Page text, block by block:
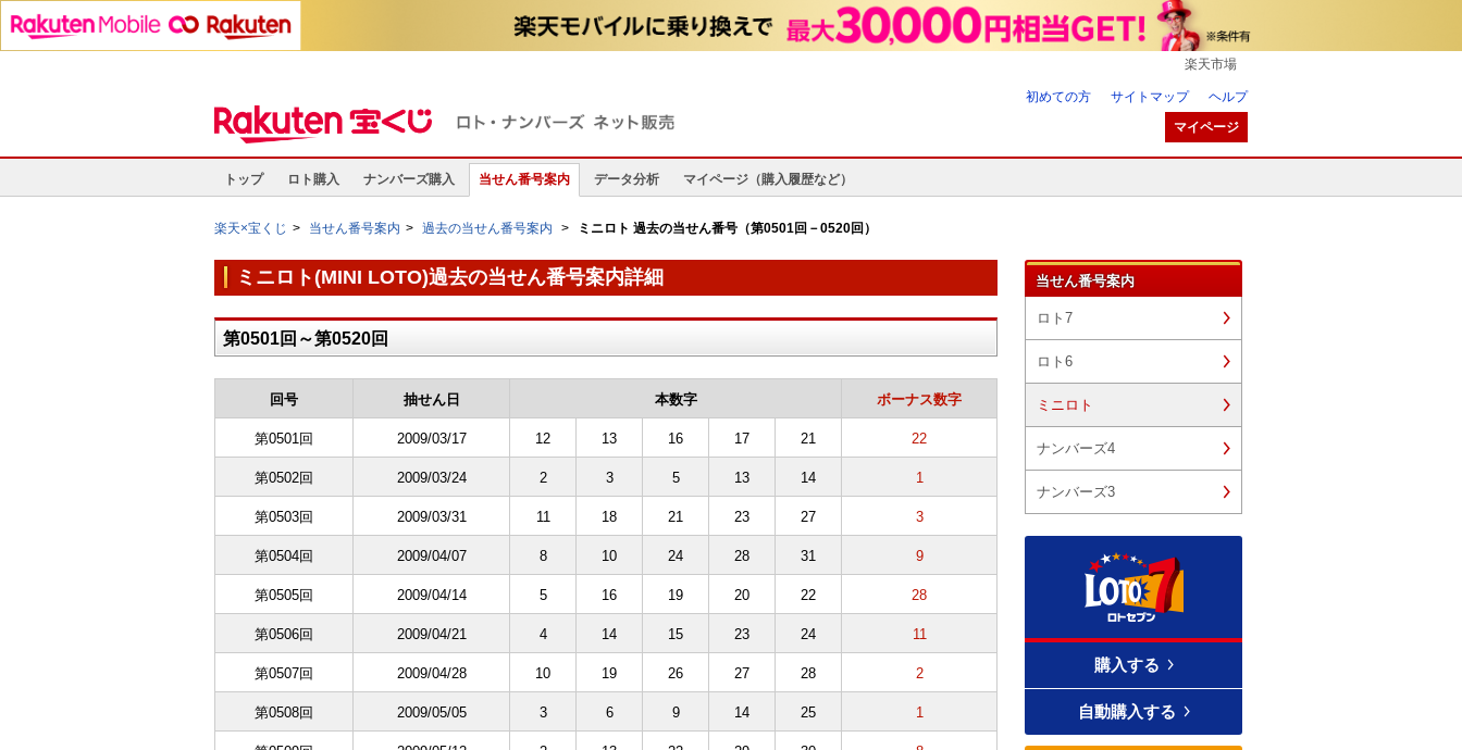
楽天市場
初めての方 サイトマップ ヘルプ
マイページ
トップ ロト購入 ナンバーズ購入 当せん番号案内 データ分析 マイページ（購入履歴など）
楽天×宝くじ 当せん番号案内 過去の当せん番号案内 ミニロト 過去の当せん番号（第0501回－0520回）
ミニロト(MINI LOTO)過去の当せん番号案内詳細
第0501回～第0520回
回号 抽せん日 本数字 ボーナス数字
第0501回 2009/03/17 12 13 16 17 21 22
第0502回 2009/03/24 2 3 5 13 14 1
第0503回 2009/03/31 11 18 21 23 27 3
第0504回 2009/04/07 8 10 24 28 31 9
第0505回 2009/04/14 5 16 19 20 22 28
第0506回 2009/04/21 4 14 15 23 24 11
第0507回 2009/04/28 10 19 26 27 28 2
第0508回 2009/05/05 3 6 9 14 25 1
当せん番号案内
ロト7
ロト6
ミニロト
ナンバーズ4
ナンバーズ3
購入する
自動購入する